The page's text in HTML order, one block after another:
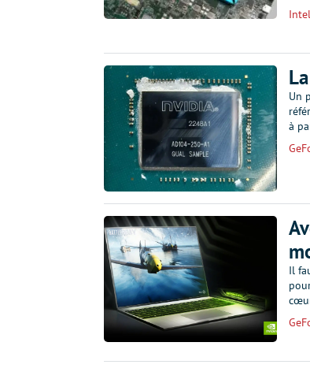
Intel
Un
à
Il